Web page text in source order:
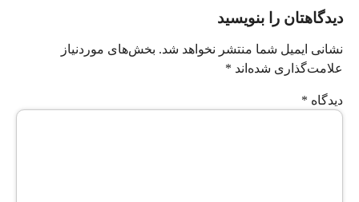
دیدگاهتان را بنویسید
نشانی ایمیل شما منتشر نخواهد شد. بخش‌های موردنیاز
علامت‌گذاری شده‌اند *
دیدگاه *